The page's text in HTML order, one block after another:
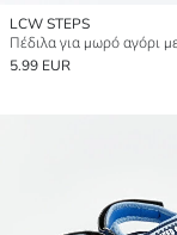
LCW STEPS
Πέδιλα για μωρό αγόρι
5.99 EUR